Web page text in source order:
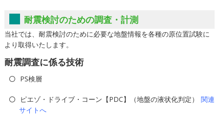
耐震検討のための調査・計測
当社では、耐震検討のために必要な地盤情報を各種の原位置試験に
より取得いたします。
耐震調査に係る技術
PS検層
ピエゾ・ドライブ・コーン【PDC】（地盤の液状化判定）
関連
サイトへ